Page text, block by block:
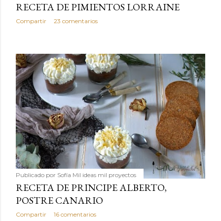
RECETA DE PIMIENTOS LORRAINE
Compartir 23 comentarios
Publicado por Sofía Mil ideas mil proyectos
RECETA DE PRINCIPE ALBERTO,
POSTRE CANARIO
Compartir 16 comentarios